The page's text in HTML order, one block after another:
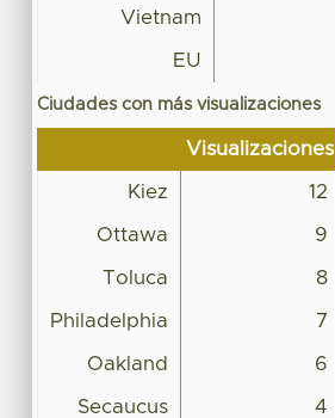
Vietnam
EU
Ciudades con más visualizaciones
Visualizaciones
Kiez 12
Ottawa 9
Toluca 8
Philadelphia 7
Oakland 6
Secaucus 4